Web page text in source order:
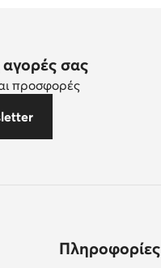
σας
προσφορές
Πληροφορίες